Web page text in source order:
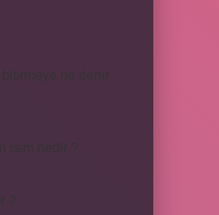
bitirmeye ne denir